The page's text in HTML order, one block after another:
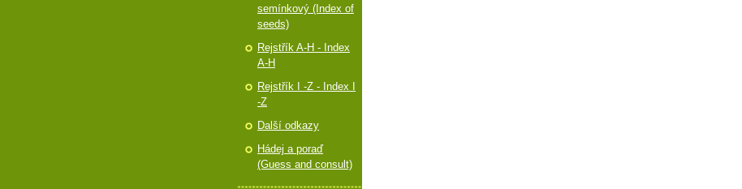
semínkový (Index of
seeds)
Rejstřík A-H - Index
A-H
Rejstřík I -Z - Index I
-Z
Další odkazy
Hádej a poraď
(Guess and consult)